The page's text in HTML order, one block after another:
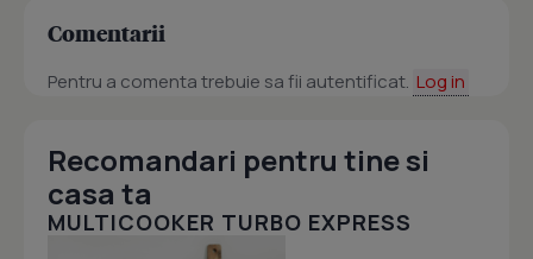
Comentarii
Pentru a comenta trebuie sa fii autentificat. Log in
Recomandari pentru tine si
casa ta
MULTICOOKER TURBO EXPRESS